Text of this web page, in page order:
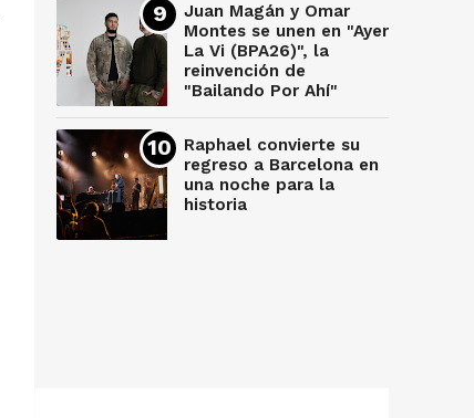
Juan Magán y Omar
Montes se unen en "Ayer
La Vi (BPA26)", la
reinvención de
"Bailando Por Ahí"
Raphael convierte su
regreso a Barcelona en
una noche para la
historia